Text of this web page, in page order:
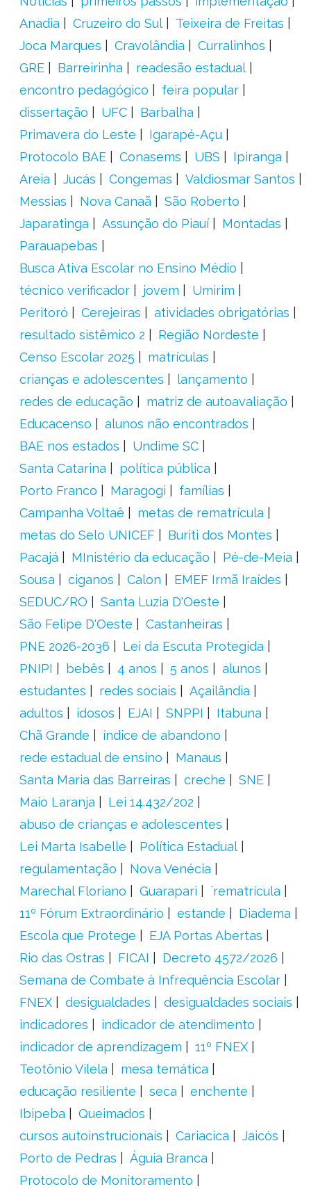
Anadia
Cruzeiro do Sul
Teixeira de Freitas
Joca Marques
Cravolândia
Curralinhos
GRE
Barreirinha
readesão estadual
encontro pedagógico
feira popular
dissertação
UFC
Barbalha
Primavera do Leste
Igarapé-Açu
Protocolo BAE
Conasems UBS
Ipiranga
Areia
Jucás Congemas
Valdiosmar Santos
Messias
Nova Canaã
São Roberto
Japaratinga
Assunção do Piauí
Montadas
Parauapebas
Busca Ativa Escolar no Ensino Médio
técnico verificador
jovem
Umirim
Peritoró
Cerejeiras
atividades obrigatórias
resultado sistêmico 2
Região Nordeste
Censo Escolar 2025
matrículas
crianças e adolescentes
lançamento
redes de educação
matriz de autoavaliação
Educacenso
alunos não encontrados
BAE nos estados
Undime SC
Santa Catarina
política pública
Porto Franco
Maragogi
famílias
Campanha Voltaê
metas de rematrícula
metas do Selo UNICEF
Buriti dos Montes
Pacajá
MInistério da educação
Pé-de-Meia
Sousa
ciganos Calon
EMEF Irmã Iraídes
SEDUC/RO
Santa Luzia D'Oeste
São Felipe D'Oeste
Castanheiras
PNE 2026-2036
Lei da Escuta Protegida
PNIPI
bebês 4 anos 5 anos
alunos
estudantes
redes sociais
Açailândia
adultos
idosos EJAI SNPPI
Itabuna
Chã Grande
índice de abandono
rede estadual de ensino
Manaus
Santa Maria das Barreiras
creche
SNE
Maio Laranja
Lei 14.432/202
abuso de crianças e adolescentes
Lei Marta Isabelle
Política Estadual
regulamentação
Nova Venécia
Marechal Floriano
Guarapari
´rematrícula
11º Fórum Extraordinário
estande
Diadema
Escola que Protege
EJA Portas Abertas
Rio das Ostras
FICAI
Decreto 4572/2026
Semana de Combate à Infrequência Escolar
FNEX
desigualdades
desigualdades sociais
indicadores
indicador de atendimento
indicador de aprendizagem
11º FNEX
Teotônio Vilela
mesa temática
educação resiliente
seca
enchente
Ibipeba
Queimados
cursos autoinstrucionais
Cariacica
Jaicós
Porto de Pedras
Águia Branca
Protocolo de Monitoramento